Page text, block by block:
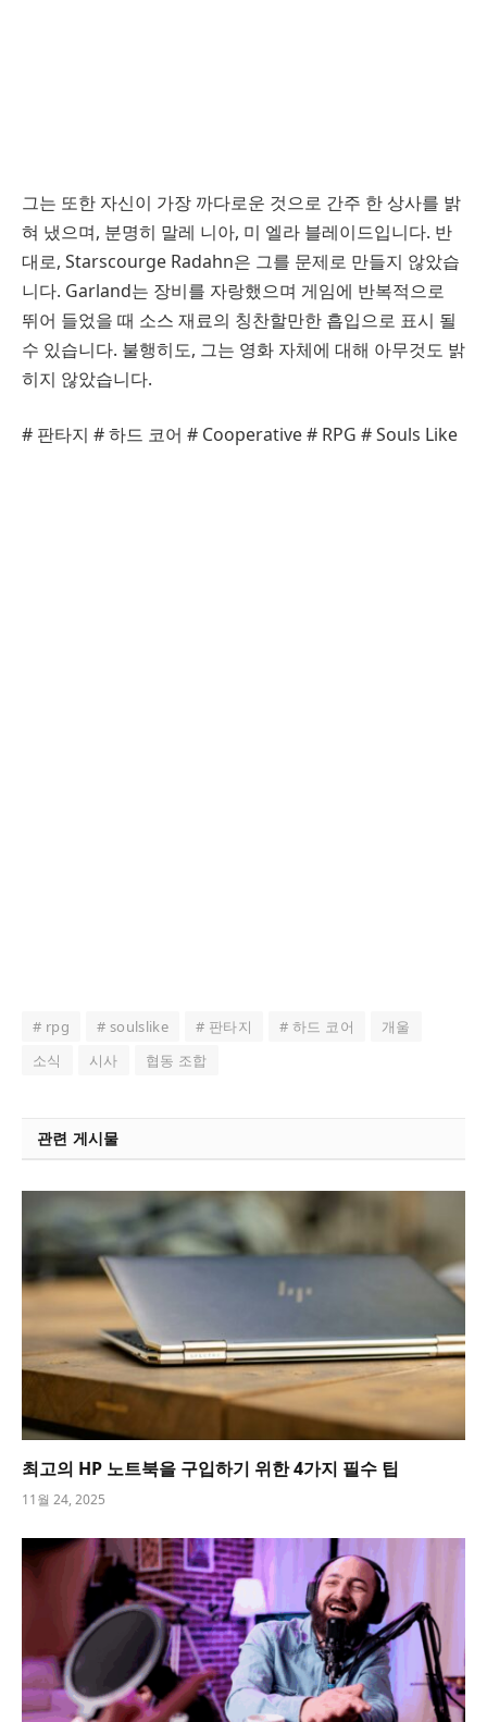
그는 또한 자신이 가장 까다로운 것으로 간주 한 상사를 밝
혀 냈으며, 분명히 말레 니아, 미 엘라 블레이드입니다. 반
대로, Starscourge Radahn은 그를 문제로 만들지 않았습
니다. Garland는 장비를 자랑했으며 게임에 반복적으로
뛰어 들었을 때 소스 재료의 칭찬할만한 흡입으로 표시 될
수 있습니다. 불행히도, 그는 영화 자체에 대해 아무것도 밝
히지 않았습니다.
# 판타지 # 하드 코어 # Cooperative # RPG # Souls Like
# rpg # soulslike # 판타지 # 하드 코어
개울
소식
시사 협동 조합
관련 게시물
최고의 HP 노트북을 구입하기 위한 4가지 필수 팁
11월 24, 2025